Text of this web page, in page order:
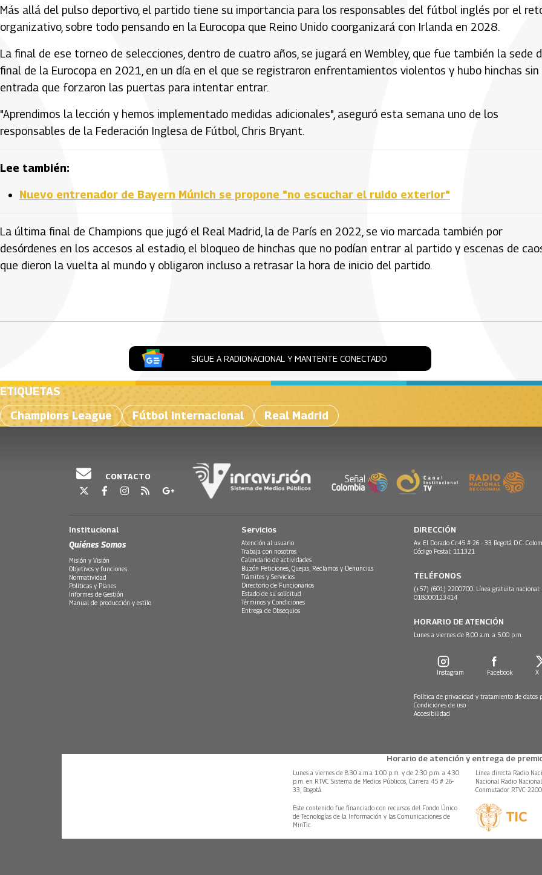
Más allá del pulso deportivo, el partido tiene su importancia para los responsables del fútbol inglés por el
organizativo, sobre todo pensando en la Eurocopa que Reino Unido coorganizará con Irlanda en 2028.
La final de ese torneo de selecciones, dentro de cuatro años, se jugará en Wembley, que fue también la sede
final de la Eurocopa en 2021, en un día en el que se registraron enfrentamientos violentos y hubo hinchas sin
entrada que forzaron las puertas para intentar entrar.
"Aprendimos la lección y hemos implementado medidas adicionales", aseguró esta semana uno de los
responsables de la Federación Inglesa de Fútbol, Chris Bryant.
Lee también:
Nuevo entrenador de Bayern Múnich se propone "no escuchar el ruido exterior"
La última final de Champions que jugó el Real Madrid, la de París en 2022, se vio marcada también por
desórdenes en los accesos al estadio, el bloqueo de hinchas que no podían entrar al partido y escenas de
que dieron la vuelta al mundo y obligaron incluso a retrasar la hora de inicio del partido.
SIGUE A RADIONACIONAL Y MANTENTE CONECTADO
ETIQUETAS
Champions League
Fútbol internacional Real Madrid
CONTACTO
Institucional
Quiénes Somos
Misión y Visión
Objetivos y funciones
Normatividad
Políticas y Planes
Informes de Gestión
Manual de producción y estilo
Servicios
Atención al usuario
Trabaja con nosotros
Calendario de actividades
Buzón Peticiones, Quejas, Reclamos y Denuncias
Trámites y Servicios
Directorio de Funcionarios
Estado de su solicitud
Términos y Condiciones
Entrega de Obsequios
DIRECCIÓN
Av. El Dorado Cr.45 # 26 - 33 Bogotá D.C.
Código Postal: 111321
TELÉFONOS
(+57) (601) 2200700. Línea gratuita nacional:
018000123414
HORARIO DE ATENCIÓN
Lunes a viernes de 8:00 a.m. a 5:00 p.m.
Instagram Facebook X
Política de privacidad y tratamiento de datos
Condiciones de uso
Accesibilidad
Horario de atención y entrega de
Lunes a viernes de 8:30 a.m.a 1:00 p.m. y de 2:30 p.m. a 4:30
p.m. en RTVC Sistema de Medios Públicos, Carrera 45 # 26-
33, Bogotá.
Línea directa Radio
Nacional Radio
Conmutador RTVC
Este contenido fue financiado con recursos del Fondo Único
de Tecnologías de la Información y las Comunicaciones de
MinTic.